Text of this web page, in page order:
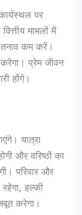
पर
मामलों में
कम करें।
प्रेम जीवन
होंगे।
यात्रा
और वरिष्ठों का
परिवार और
हल्की
करेगा।